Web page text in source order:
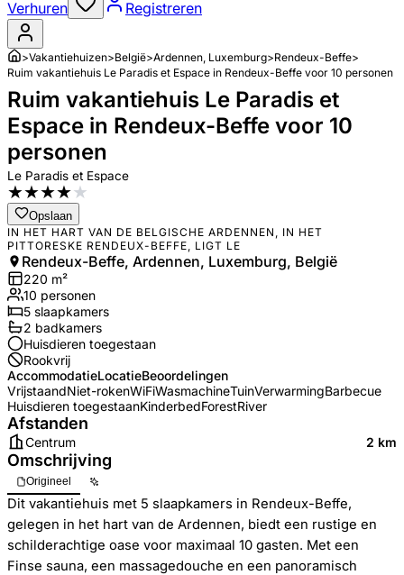
Verhuren Registreren
>Vakantiehuizen>België>Ardennen, Luxemburg>Rendeux-Beffe>
Ruim vakantiehuis Le Paradis et Espace in Rendeux-Beffe voor 10 personen
Ruim vakantiehuis Le Paradis et
Espace in Rendeux-Beffe voor 10
personen
Le Paradis et Espace
★★★★★
Opslaan
IN HET HART VAN DE BELGISCHE ARDENNEN, IN HET
PITTORESKE RENDEUX-BEFFE, LIGT LE
Rendeux-Beffe, Ardennen, Luxemburg, België
220 m²
10 personen
5 slaapkamers
2 badkamers
Huisdieren toegestaan
Rookvrij
AccommodatieLocatieBeoordelingen
VrijstaandNiet-rokenWiFiWasmachineTuinVerwarmingBarbecue
Huisdieren toegestaanKinderbedForestRiver
Afstanden
Centrum 2 km
Omschrijving
Origineel
Dit vakantiehuis met 5 slaapkamers in Rendeux-Beffe,
gelegen in het hart van de Ardennen, biedt een rustige en
schilderachtige oase voor maximaal 10 gasten. Met een
Finse sauna, een massagedouche en een panoramisch